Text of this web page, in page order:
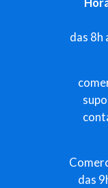
das 8h
das